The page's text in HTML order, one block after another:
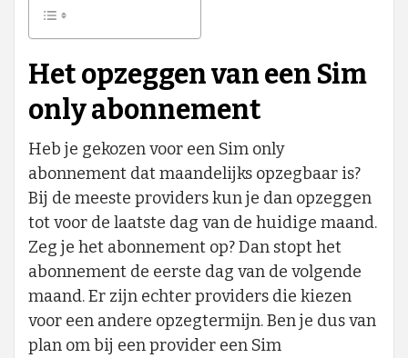
Het opzeggen van een Sim
only abonnement
Heb je gekozen voor een Sim only
abonnement dat maandelijks opzegbaar is?
Bij de meeste providers kun je dan opzeggen
tot voor de laatste dag van de huidige maand.
Zeg je het abonnement op? Dan stopt het
abonnement de eerste dag van de volgende
maand. Er zijn echter providers die kiezen
voor een andere opzegtermijn. Ben je dus van
plan om bij een provider een Sim